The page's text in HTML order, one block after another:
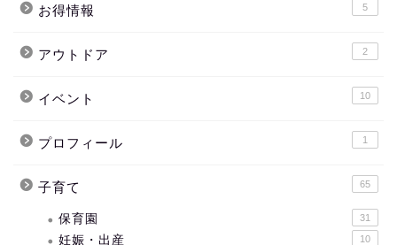
お得情報 5
アウトドア 2
イベント 10
プロフィール 1
子育て 65
保育園 31
妊娠・出産 10